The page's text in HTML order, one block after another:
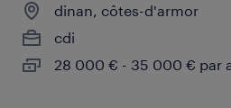
dinan, côtes-d'armor
cdi
28 000 € - 35 000 € par